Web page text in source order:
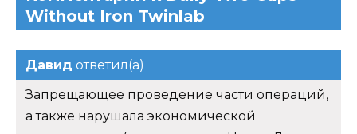
Without Iron Twinlab
Давид ответил(а)
Запрещающее проведение части операций,
а также нарушала экономической